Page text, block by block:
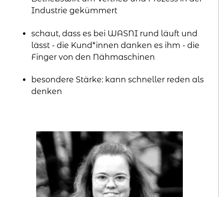
Industrie gekümmert
schaut, dass es bei WASNI rund läuft und
lässt - die Kund*innen danken es ihm - die
Finger von den Nähmaschinen
besondere Stärke: kann schneller reden als
denken